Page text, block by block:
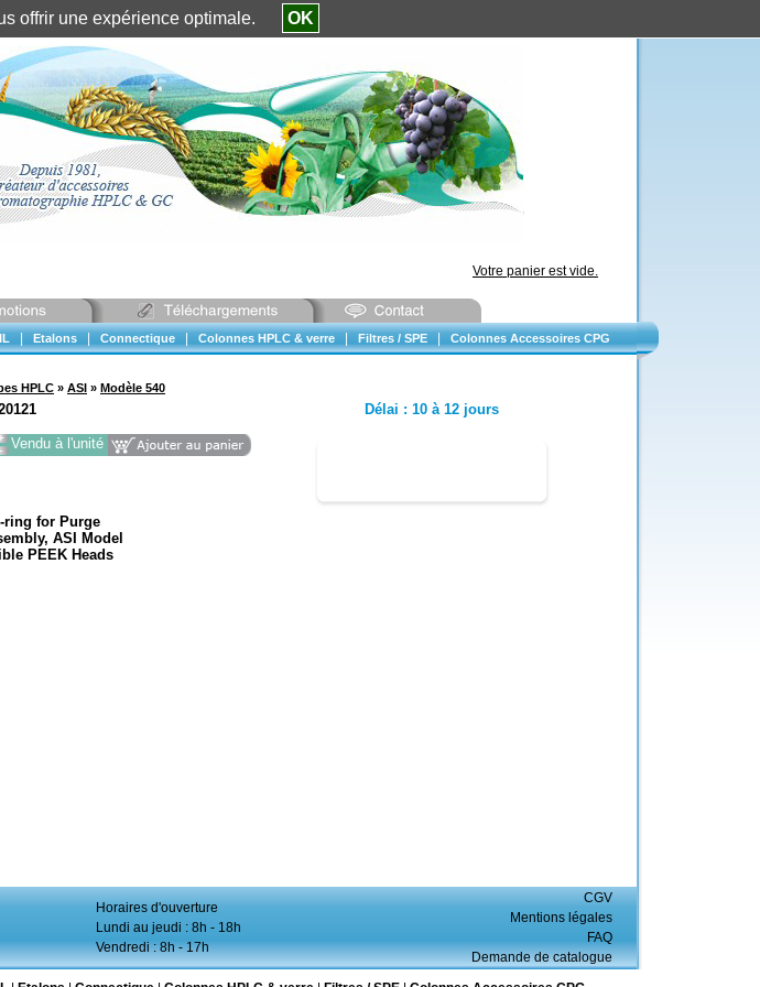
Identification client ||Mon compte
Votre panier est vide.
Etalons Connectique Colonnes HPLC & verre Filtres / SPE Colonnes Accessoires CPG
HPLC » ASI » Modèle 540
Vendu à l'unité
Délai : 10 à 12 jours
ring for Purge
ASI Model
PEEK Heads
Horaires d'ouverture
Lundi au jeudi : 8h - 18h
Vendredi : 8h - 17h
CGV
Mentions légales
FAQ
Demande de catalogue
offrir une expérience optimale. OK